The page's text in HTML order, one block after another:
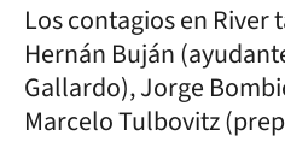
Los contagios en River
Hernán Buján
Gallardo), Jorge
Marcelo Tulbovitz